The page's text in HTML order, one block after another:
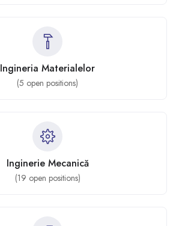
Ingineria Materialelor
(5 open positions)
Inginerie Mecanică
(19 open positions)